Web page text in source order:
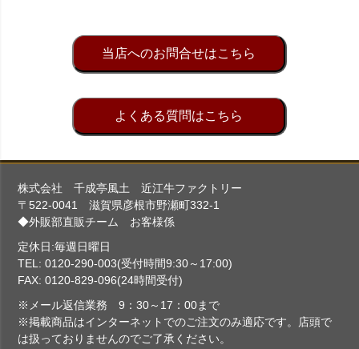
当店へのお問合せはこちら
よくある質問はこちら
株式会社 千成亭風土 近江牛ファクトリー
〒522-0041 滋賀県彦根市野瀬町332-1
◆外販部直販チーム お客様係
定休日:毎週日曜日
TEL: 0120-290-003(受付時間9:30～17:00)
FAX: 0120-829-096(24時間受付)
※メール返信業務 9：30～17：00まで
※掲載商品はインターネットでのご注文のみ適応です。店頭で
は扱っておりませんのでご了承ください。